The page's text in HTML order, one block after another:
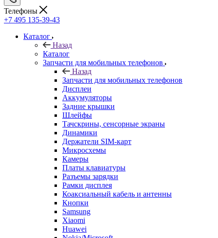
Телефоны
+7 495 135-39-43
Каталог
Назад
Каталог
Запчасти для мобильных телефонов
Назад
Запчасти для мобильных телефонов
Дисплеи
Аккумуляторы
Задние крышки
Шлейфы
Тачскрины, сенсорные экраны
Динамики
Держатели SIM-карт
Микросхемы
Камеры
Платы клавиатуры
Разъемы зарядки
Рамки дисплея
Коаксиальный кабель и антенны
Кнопки
Samsung
Xiaomi
Huawei